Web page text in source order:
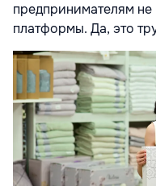
предпринимателям
платформы. Да, это